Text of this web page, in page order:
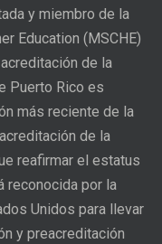
y miembro de la
Education (MSCHE)
de la
Puerto Rico es
más reciente de la
de la
reafirmar el estatus
reconocida por la
Unidos para llevar
y preacreditación